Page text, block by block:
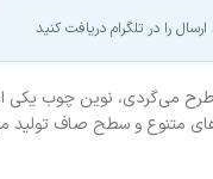
را در تلگرام دریافت کنید
می‌گردی، نوین چوب یکی از
متنوع و سطح صاف تولید